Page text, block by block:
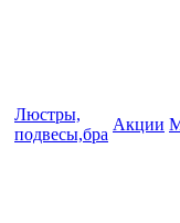
Люстры,
подвесы,бра
Акции